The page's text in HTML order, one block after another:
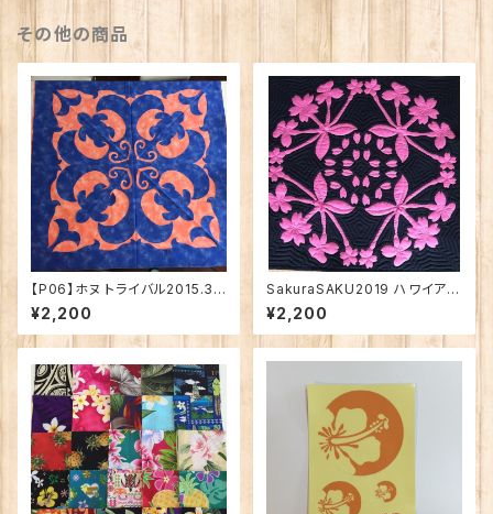
その他の商品
【P06】ホヌ トライバル2015.3
ハワイアンキルトパターン
¥2,200
SakuraSAKU2019 ハワイアン
キルトパターン
¥2,200